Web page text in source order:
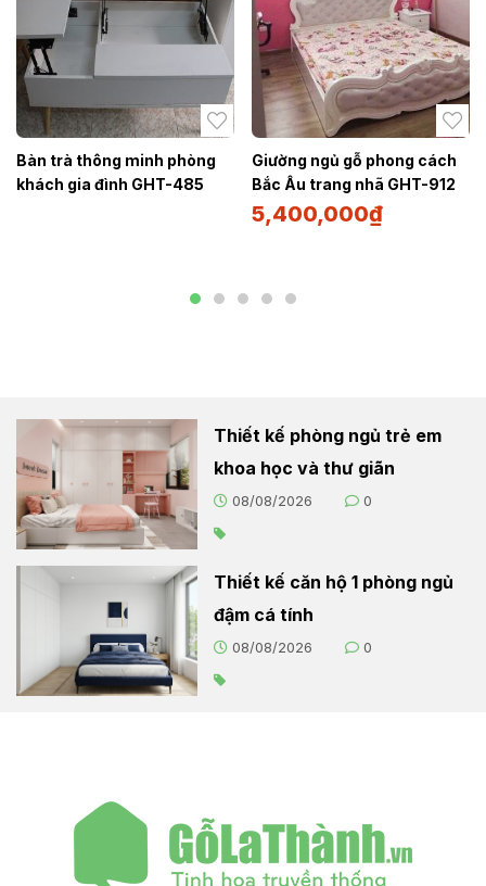
Bàn trà thông minh phòng
khách gia đình GHT-485
Giường ngủ gỗ phong cách
Bắc Âu trang nhã GHT-912
5,400,000₫
Thiết kế phòng ngủ trẻ em
khoa học và thư giãn
08/08/2026 0
Thiết kế căn hộ 1 phòng ngủ
đậm cá tính
08/08/2026 0